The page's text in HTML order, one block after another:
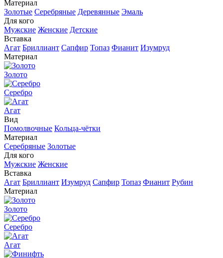
Материал
Золотые Серебряные Деревянные Эмаль
Для кого
Мужские Женские Детские
Вставка
Агат Бриллиант Сапфир Топаз Фианит Изумруд
Материал
Золото
Серебро
Агат
Вид
Помолвочные Кольца-чётки
Материал
Серебряные Золотые
Для кого
Мужские Женские
Вставка
Агат Бриллиант Изумруд Сапфир Топаз Фианит Рубин
Материал
Золото
Серебро
Агат